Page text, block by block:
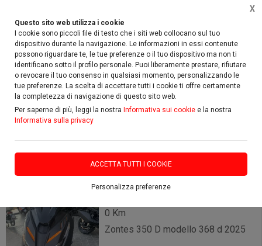
Questo sito web utilizza i cookie
I cookie sono piccoli file di testo che i siti web collocano sul tuo
dispositivo durante la navigazione. Le informazioni in essi contenute
possono riguardare te, le tue preferenze o il tuo dispositivo ma non ti
identificano sotto il profilo personale. Puoi liberamente prestare, rifiutare
o revocare il tuo consenso in qualsiasi momento, personalizzando le
tue preferenze. La scelta di accettare tutti i cookie ti offre certamente
la completezza di navigazione di questo sito web.
Per saperne di più, leggi la nostra Informativa sui cookie e la nostra
Informativa sulla privacy
ACCETTA TUTTI I COOKIE
Personalizza preferenze
X
Home Vetrina Zontes 350 D
FILTRA
Zontes 350 D
0 Km
Zontes 350 D modello 368 d 2025